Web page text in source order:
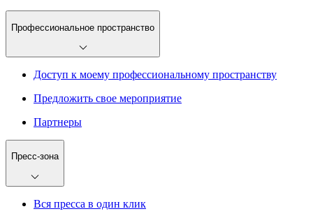
Профессиональное пространство
Доступ к моему профессиональному пространству
Предложить свое мероприятие
Партнеры
Пресс-зона
Вся пресса в один клик